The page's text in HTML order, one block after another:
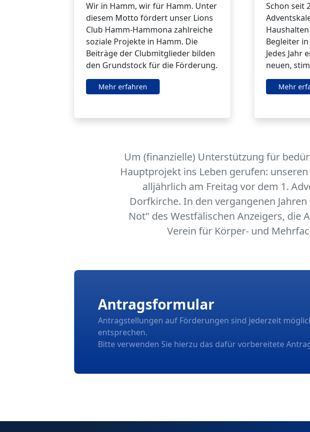
Wir in Hamm, wir für Hamm. Unter
diesem Motto fördert unser Lions
Club Hamm-Hammona zahlreiche
soziale Projekte in Hamm. Die
Beiträge der Clubmitglieder bilden
den Grundstock für die Förderung.
Mehr erfahren
Schon seit
Begleiter
Jedes Jahr
neuen,
Mehr
Um (finanzielle) Unterstützung für
Hauptprojekt ins Leben gerufen:
alljährlich am Freitag vor dem 1.
Dorfkirche. In den vergangenen
Not" des Westfälischen Anzeigers, die
Verein für Körper- und
Antragsformular
Antragstellungen auf Förderungen sind jederzeit
entsprechen.
Bitte verwenden Sie hierzu das dafür vorbereitete